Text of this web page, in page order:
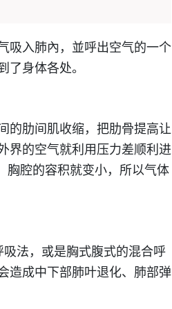
吸入肺內，並呼出空气的一个
身体各处。
的肋间肌收缩，把肋骨提高让
界的空气就利用压力差顺利进
胸腔的容积就变小，所以气体
法，或是胸式腹式的混合呼
造成中下部肺叶退化、肺部弹